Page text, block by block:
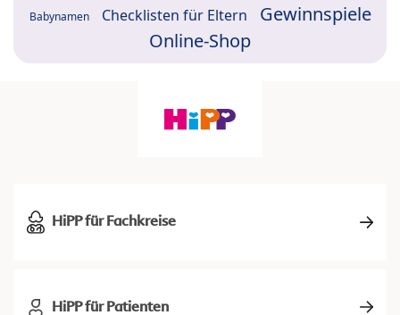
Babynamen Checklisten für Eltern
Gewinnspiele
Online-Shop
HiPP für Fachkreise
HiPP für Patienten